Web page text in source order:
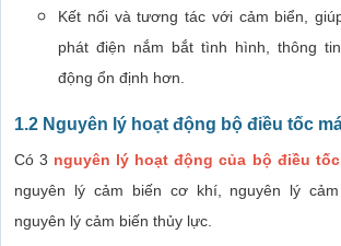
Kết nối và tương tác với cảm biển,
phát điện nắm bắt tình hình, thông
động ổn định hơn.
1.2 Nguyên lý hoạt động bộ điều tốc
Có 3 nguyên lý hoạt động của bộ điều
nguyên lý cảm biến cơ khí, nguyên lý cảm
nguyên lý cảm biến thủy lực.